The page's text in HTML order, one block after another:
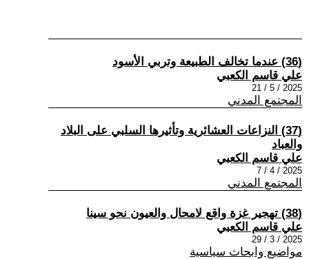
(36) عندما تخالف الطبيعة وتربي الأسود
علي قاسم الكعبي
2025 / 5 / 21
المجتمع المدني
(37) النزاعات العشائرية وتأثيرها السلبي على البلاد
والعباد
علي قاسم الكعبي
2025 / 4 / 7
المجتمع المدني
(38) تهجير غزة واقع لامحال والعيون نحو سينا
علي قاسم الكعبي
2025 / 3 / 29
مواضيع وابحاث سياسية